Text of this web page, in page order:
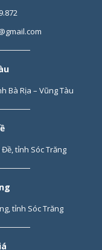
Bà Rịa – Vũng Tàu
tỉnh Sóc Trăng
tỉnh Sóc Trăng